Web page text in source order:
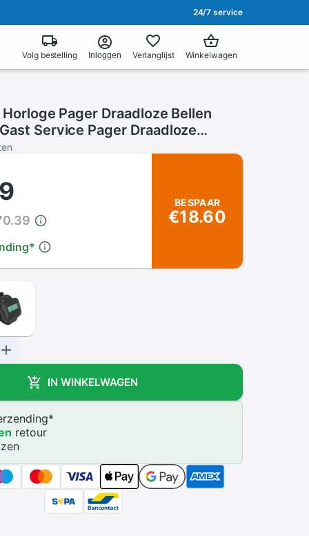
24/7 service
Volg bestelling Inloggen Verlanglijst Winkelwagen
Pager Draadloze Bellen
Service Pager Draadloze
Uitverkoop Met
*
BESPAAR
€18.60
IN WINKELWAGEN
*
retour